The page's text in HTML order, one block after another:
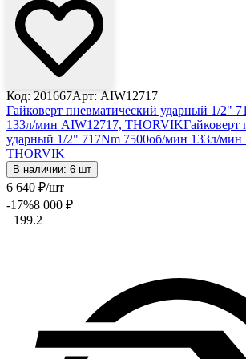
Код: 201667Арт: AIW12717
Гайковерт пневматический ударный 1/2"
133л/мин AIW12717, THORVIKГайковерт
ударный 1/2" 717Nm 7500об/мин 133л/мин
THORVIK
В наличии: 6 шт
6 640 ₽/шт
-17%8 000 ₽
+199.2